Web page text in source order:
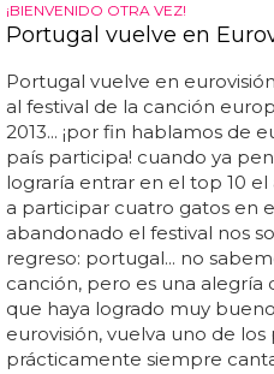
¡BIENVENIDO OTRA VEZ!
Portugal vuelve en
Portugal vuelve en
al festival de la canción
2013... ¡por fin hablamos de
país participa! cuando ya
lograría entrar en el top 10
a participar cuatro gatos en
abandonado el festival nos
regreso: portugal... no
canción, pero es una alegría
que haya logrado muy
eurovisión, vuelva uno de
prácticamente siempre